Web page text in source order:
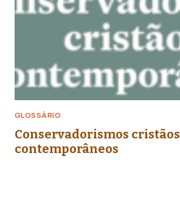
GLOSSÁRIO
Conservadorismos cristãos
contemporâneos